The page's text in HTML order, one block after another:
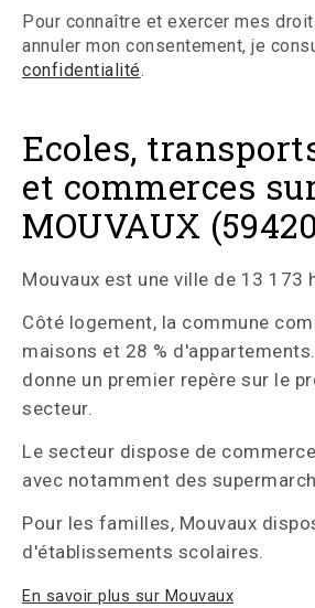
Pour connaître et exercer mes
annuler mon consentement, je
confidentialité.
Ecoles,
et commerces
MOUVAUX
Mouvaux est une ville de 13 173
Côté logement, la commune
maisons et 28 %
donne un premier repère sur le
secteur.
Le secteur dispose de
avec notamment des
Pour les familles, Mouvaux
d'établissements scolaires.
En savoir plus sur Mouvaux